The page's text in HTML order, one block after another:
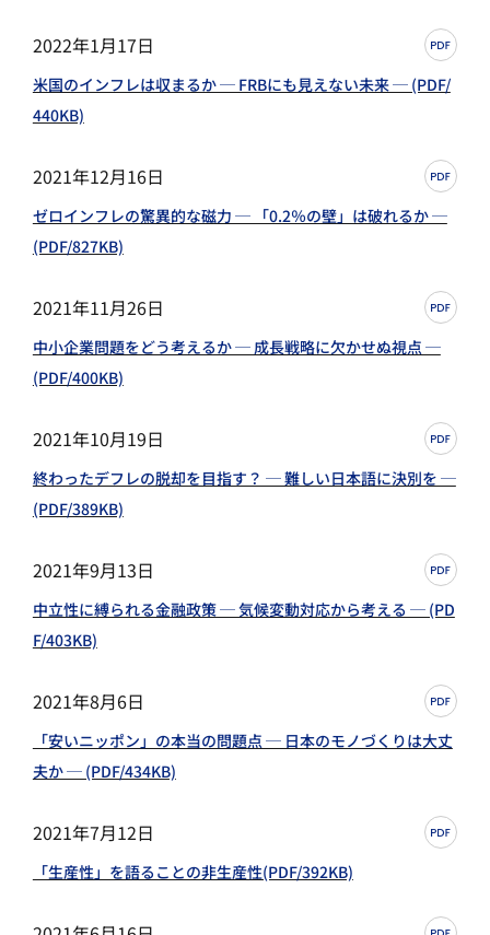
2022年1月17日
米国のインフレは収まるか ─ FRBにも見えない未来 ─ (PDF/
440KB)
2021年12月16日
ゼロインフレの驚異的な磁力 ─ 「0.2％の壁」は破れるか ─
(PDF/827KB)
2021年11月26日
中小企業問題をどう考えるか ─ 成長戦略に欠かせぬ視点 ─
(PDF/400KB)
2021年10月19日
終わったデフレの脱却を目指す？ ─ 難しい日本語に決別を ─
(PDF/389KB)
2021年9月13日
中立性に縛られる金融政策 ─ 気候変動対応から考える ─ (PD
F/403KB)
2021年8月6日
「安いニッポン」の本当の問題点 ─ 日本のモノづくりは大丈
夫か ─ (PDF/434KB)
2021年7月12日
「生産性」を語ることの非生産性(PDF/392KB)